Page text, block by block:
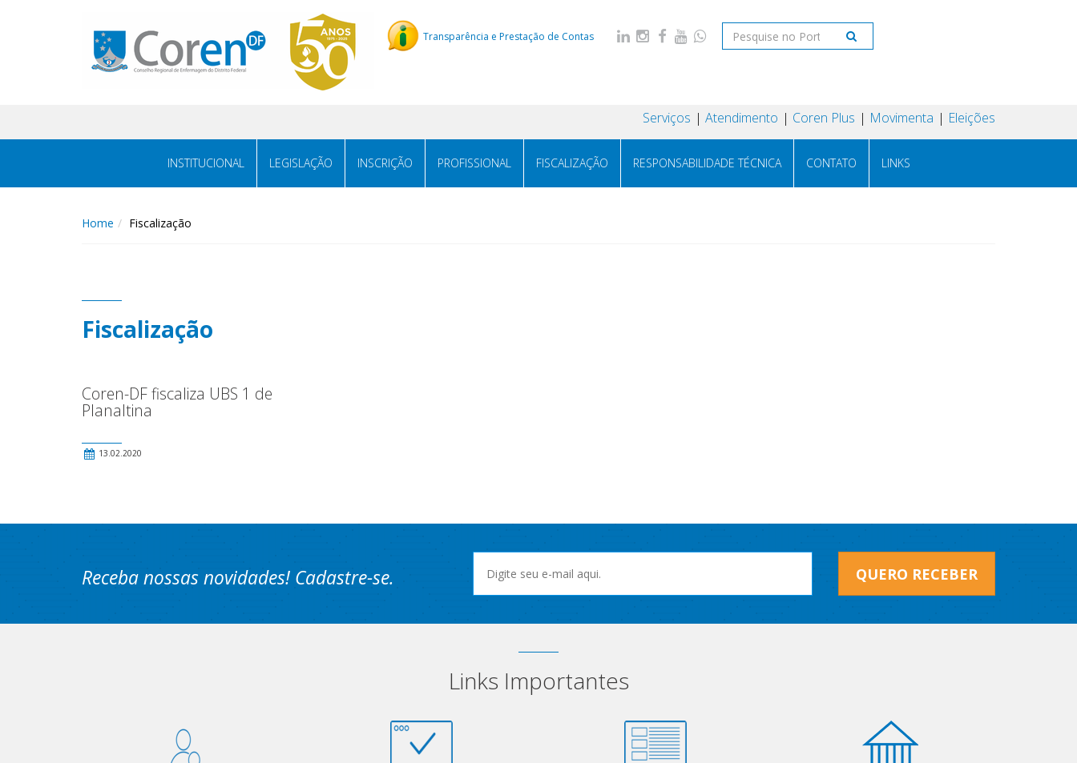
Transparência e Prestação de Contas
Serviços Atendimento Coren Plus Movimenta Eleições
INSTITUCIONAL LEGISLAÇÃO INSCRIÇÃO PROFISSIONAL FISCALIZAÇÃO RESPONSABILIDADE TÉCNICA CONTATO LINKS
Home Fiscalização
Fiscalização
Coren-DF fiscaliza UBS 1 de
Planaltina
13.02.2020
Receba nossas novidades! Cadastre-se. QUERO RECEBER
Links Importantes